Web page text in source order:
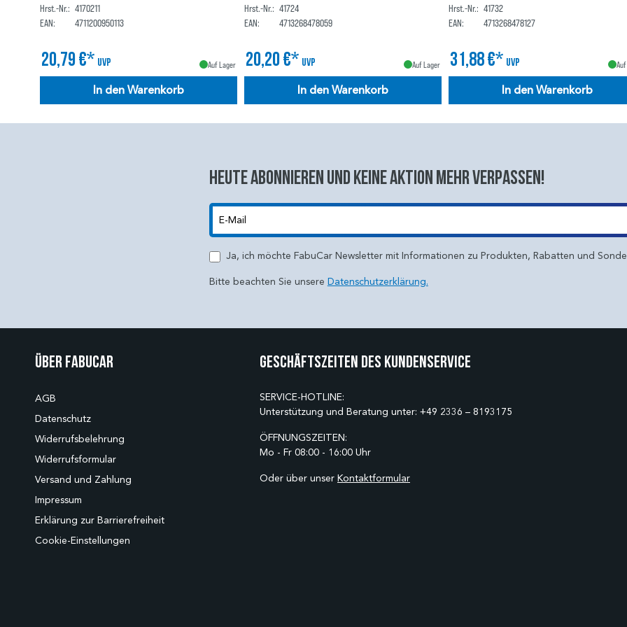
Hrst.-Nr.: 4170211
EAN:
4711200950113
20,79 €* UVP Auf Lager
In den Warenkorb
Hrst.-Nr.: 41724
EAN:
4713268478059
20,20 €* UVP Auf Lager
In den Warenkorb
Hrst.-Nr.: 41732
EAN:
4713268478127
31,88 €* UVP
In den Warenkorb
Heute abonnieren und keine aktion mehr verpassen!
Ja, ich möchte FabuCar Newsletter mit Informationen zu Produkten, Rabatten und
Bitte beachten Sie unsere Datenschutzerklärung.
Über Fabucar
AGB
Datenschutz
Widerrufsbelehrung
Widerrufsformular
Versand und Zahlung
Impressum
Erklärung zur Barrierefreiheit
Cookie-Einstellungen
Geschäftszeiten des Kundenservice
SERVICE-HOTLINE:
Unterstützung und Beratung unter: +49 2336 – 8193175
ÖFFNUNGSZEITEN:
Mo - Fr 08:00 - 16:00 Uhr
Oder über unser Kontaktformular